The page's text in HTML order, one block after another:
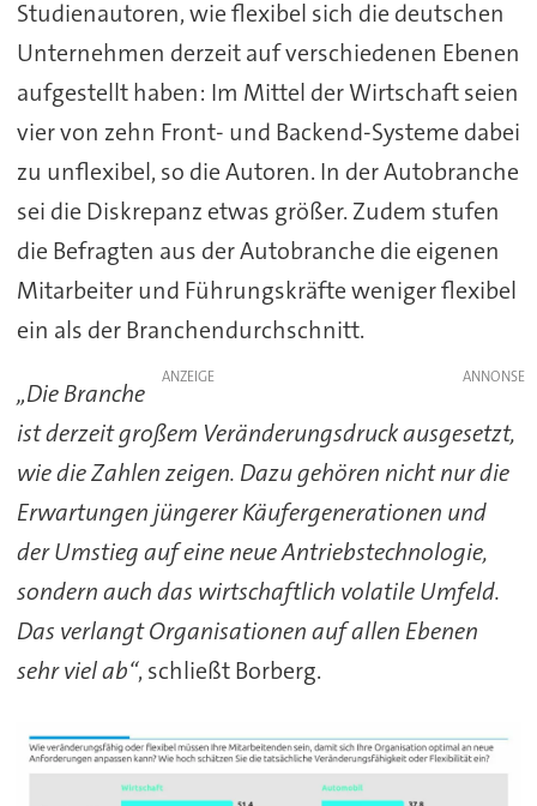
Studienautoren, wie flexibel sich die deutschen
Unternehmen derzeit auf verschiedenen Ebenen
aufgestellt haben: Im Mittel der Wirtschaft seien
vier von zehn Front- und Backend-Systeme dabei
zu unflexibel, so die Autoren. In der Autobranche
sei die Diskrepanz etwas größer. Zudem stufen
die Befragten aus der Autobranche die eigenen
Mitarbeiter und Führungskräfte weniger flexibel
ein als der Branchendurchschnitt.
ANZEIGE
„Die Branche
ist derzeit großem Veränderungsdruck ausgesetzt,
wie die Zahlen zeigen. Dazu gehören nicht nur die
Erwartungen jüngerer Käufergenerationen und
der Umstieg auf eine neue Antriebstechnologie,
sondern auch das wirtschaftlich volatile Umfeld.
Das verlangt Organisationen auf allen Ebenen
sehr viel ab“, schließt Borberg.